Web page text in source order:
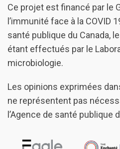
Ce projet est financé par le
l’immunité face à la COVID
santé publique du Canada,
étant effectués par le
microbiologie.
Les opinions exprimées
ne représentent pas
l’Agence de santé publique